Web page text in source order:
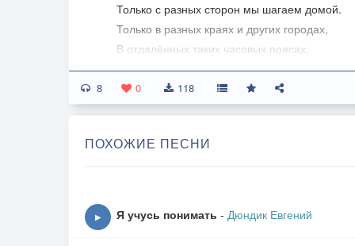
Только с разных сторон мы шагаем домой.
Только в разных краях и других городах,
В отдалённых таких часовых поясах.
Мимо мчится куда-то трамвай голубой,
Может быть он спешит на свидание с тобой.
Надо мной пролетает в ночи самолёт,
У дверей терпеливо тебя подожду,
8 0 118
ПОХОЖИЕ ПЕСНИ
▶ Я учусь понимать - Дюндик Евгений